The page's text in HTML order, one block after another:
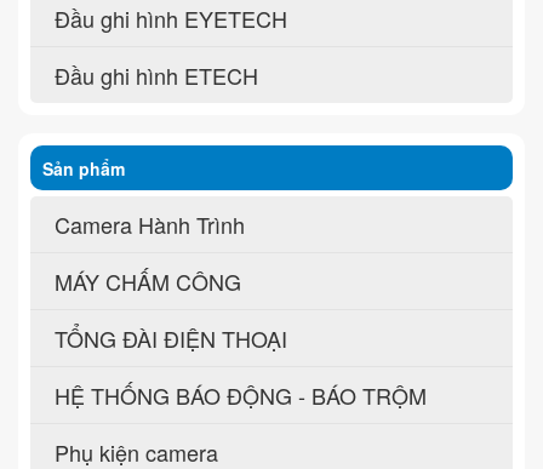
Đầu ghi hình EYETECH
Đầu ghi hình ETECH
Sản phẩm
Camera Hành Trình
MÁY CHẤM CÔNG
TỔNG ĐÀI ĐIỆN THOẠI
HỆ THỐNG BÁO ĐỘNG - BÁO TRỘM
Phụ kiện camera